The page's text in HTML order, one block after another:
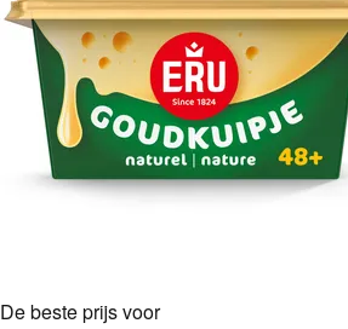
De beste prijs voor